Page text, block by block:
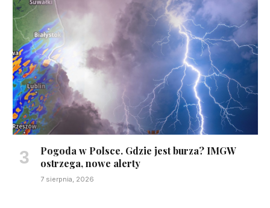
Pogoda w Polsce. Gdzie jest burza? IMGW
ostrzega, nowe alerty
7 sierpnia, 2026